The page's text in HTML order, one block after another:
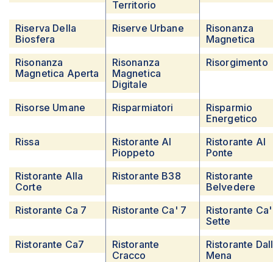
Territorio
Riserva Della
Biosfera
Riserve Urbane
Risonanza
Magnetica
Risonanza
Magnetica Aperta
Risonanza
Magnetica
Digitale
Risorgimento
Risorse Umane Risparmiatori
Risparmio
Energetico
Rissa
Ristorante Al
Pioppeto
Ristorante Al
Ponte
Ristorante Alla
Corte
Ristorante B38
Ristorante
Belvedere
Ristorante Ca 7
Ristorante Ca' 7
Ristorante Ca'
Sette
Ristorante Ca7
Ristorante
Cracco
Ristorante
Mena